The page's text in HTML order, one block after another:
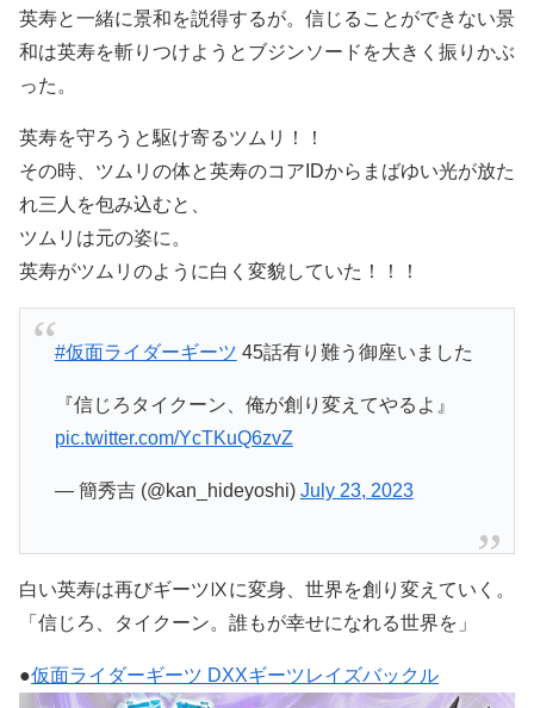
英寿と一緒に景和を説得するが。信じることができない景
和は英寿を斬りつけようとブジンソードを大きく振りかぶ
った。
英寿を守ろうと駆け寄るツムリ！！
その時、ツムリの体と英寿のコアIDからまばゆい光が放た
れ三人を包み込むと、
ツムリは元の姿に。
英寿がツムリのように白く変貌していた！！！
#仮面ライダーギーツ 45話有り難う御座いました
『信じろタイクーン、俺が創り変えてやるよ』
pic.twitter.com/YcTKuQ6zvZ
— 簡秀吉 (@kan_hideyoshi) July 23, 2023
白い英寿は再びギーツⅨに変身、世界を創り変えていく。
「信じろ、タイクーン。誰もが幸せになれる世界を」
●仮面ライダーギーツ DXXギーツレイズバックル